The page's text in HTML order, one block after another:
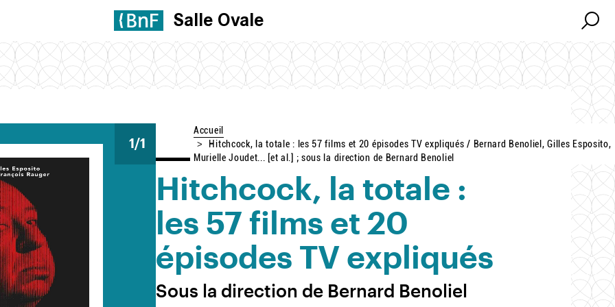
Salle Ovale Search
Search
Accueil
Hitchcock, la totale : les 57 films et 20 épisodes TV expliqués / Bernard Benoliel, Gilles Esposito,
Murielle Joudet... [et al.] ; sous la direction de Bernard Benoliel
1/1
Hitchcock, la totale :
les 57 films et 20
épisodes TV expliqués
Sous la direction de Bernard Benoliel